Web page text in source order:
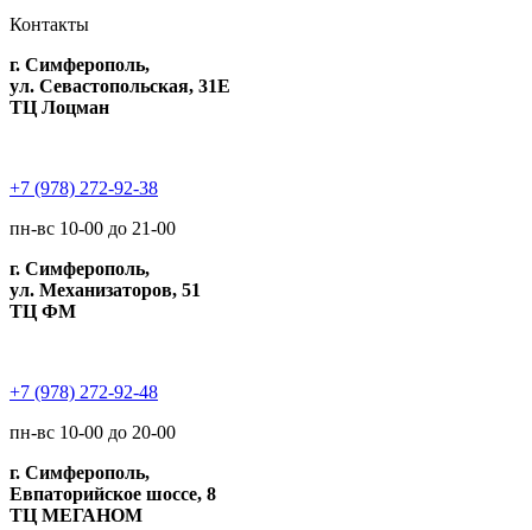
Контакты
г. Симферополь,
ул. Севастопольская, 31Е
ТЦ Лоцман
+7 (978) 272-92-38
пн-вс 10-00 до 21-00
г. Симферополь,
ул. Механизаторов, 51
ТЦ ФМ
+7 (978) 272-92-48
пн-вс 10-00 до 20-00
г. Симферополь,
Евпаторийское шоссе, 8
ТЦ МЕГАНОМ